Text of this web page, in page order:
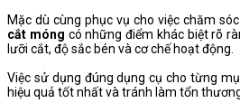
Mặc dù cùng phục vụ cho việc chăm
cắt móng có những điểm khác biệt rõ
lưỡi cắt, độ sắc bén và cơ chế hoạt động.
Việc sử dụng đúng dụng cụ cho từng
hiệu quả tốt nhất và tránh làm tổn